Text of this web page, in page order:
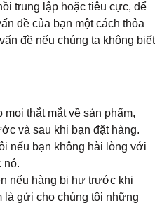
trung lập hoặc tiêu cực, để
đề của bạn một cách thỏa
đề nếu chúng ta không biết
thắt mắt về sản phẩm,
và sau khi bạn đặt hàng.
nếu bạn không hài lòng với
nó.
nếu hàng bị hư trước khi
là gửi cho chúng tôi những